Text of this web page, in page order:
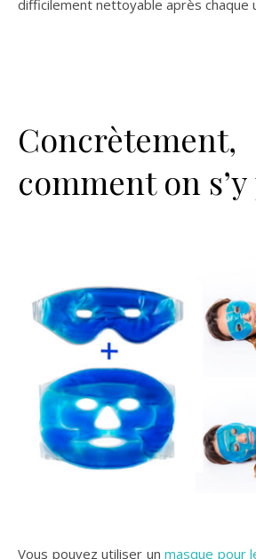
difficilement nettoyable après chaque
Concrètement,
comment on
Vous pouvez utiliser unmasque pour